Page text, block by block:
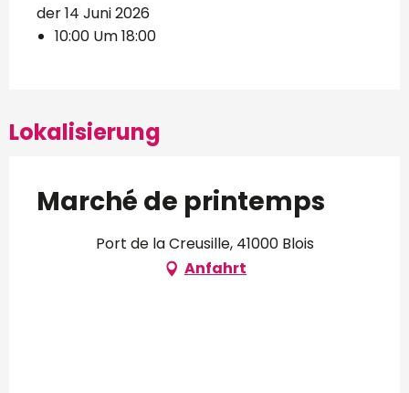
der 14 Juni 2026
10:00 Um 18:00
Lokalisierung
Marché de printemps
Port de la Creusille, 41000 Blois
Anfahrt